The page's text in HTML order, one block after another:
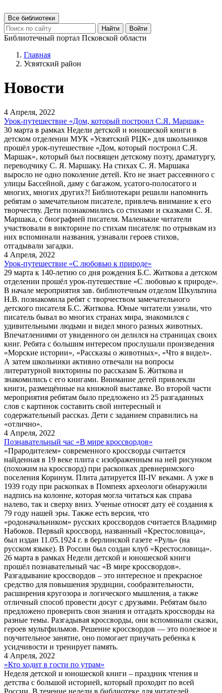
Все библиотеки
Найти
Войти
Библиотечный портал Псковской области
Главная
Усвятский район
Новости
4 Апреля, 2022
Урок-путешествие «Дом, который построил С.Я. Маршак»
30 марта в рамках Недели детской и юношеской книги в
детском отделении МУК «Усвятский РЦК» для школьников
прошёл урок-путешествие «Дом, который построил С.Я.
Маршак», который был посвящен детскому поэту, драматургу,
переводчику С. Я. Маршаку. На стихах С. Я. Маршака
выросло не одно поколение детей. Кто не знает рассеянного с
улицы Бассейной, даму с багажом, усатого-полосатого и
многих, многих других?! Библиотекари решили напомнить
ребятам о замечательном писателе, привлечь внимание к его
творчеству. Дети познакомились со стихами и сказками С. Я.
Маршака, с биографией писателя. Маленькие читатели
участвовали в викторине по стихам писателя: по отрывкам из
них вспоминали названия, узнавали героев стихов,
отгадывали загадки.
4 Апреля, 2022
Урок-путешествие «С любовью к природе»
29 марта к 140-летию со дня рождения Б.С. Житкова а детском
отделении прошёл урок-путешествие «С любовью к природе».
В начале мероприятия зав. библиотечным отделом Шкультина
Н.В. познакомила ребят с творчеством замечательного
детского писателя Б.С. Житкова. Юные читатели узнали, что
писатель бывал во многих странах мира, знакомился с
удивительными людьми и видел много разных животных.
Впечатлениями от увиденного он делился на страницах своих
книг. Ребята с большим интересом прослушали произведения
«Морские истории», «Рассказы о животных», «Что я видел».
А затем школьники активно отвечали на вопросы
литературной викторины по рассказам Б. Житкова и
знакомились с его книгами. Внимание детей привлекли
книги, размещённые на книжной выставке. Во второй части
мероприятия ребятам было предложено из 25 разгаданных
слов с картинок составить свой интересный и
содержательный рассказ. Дети с заданием справились на
«отлично».
4 Апреля, 2022
Познавательный час «В мире кроссвордов»
«Прародителем» современного кроссворда считается
найденная в 19 веке плита с изображенным на ней рисунком
(похожим на кроссворд) при раскопках древнеримского
поселения Коринум. Плита датируется III-IV веками. А уже в
1939 году при раскопках в Помпеях археологи обнаружили
надпись на колонне, которая могла читаться как справа
налево, так и сверху вниз. Ученые относят дату её создания к
79 году нашей эры. Также есть версия, что
«родоначальником» русских кроссвордов считается Владимир
Набоков. Первый кроссворд, названный «Крестословица»,
был издан 11.05.1924 г. в берлинской газете «Руль» (на
русском языке). В России был создан клуб «Крестословица».
26 марта в рамках Недели детской и юношеской книги
прошёл познавательный час «В мире кроссвордов».
Разгадывание кроссвордов – это интересное и прекрасное
средство для повышения эрудиции, сообразительности,
расширения кругозора и логического мышления, а также
отличный способ провести досуг с друзьями. Ребятам было
предложено проверить свои знания и отгадать кроссворды на
разные темы. Разгадывая кроссворды, они вспоминали сказки,
героев мультфильмов. Решение кроссвордов — это полезное и
поучительное занятие, оно помогает приучать ребенка к
усидчивости и тренирует память.
4 Апреля, 2022
«Кто ходит в гости по утрам»
Неделя детской и юношеской книги – праздник чтения и
детства с большой историей, который проходит по всей
России. В течение недели в библиотеке для читателей